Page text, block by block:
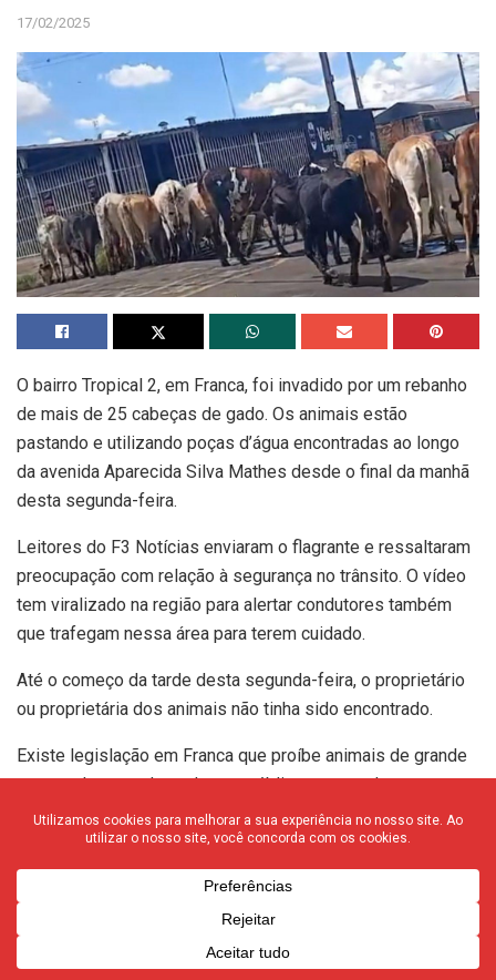
17/02/2025
O bairro Tropical 2, em Franca, foi invadido por um rebanho
de mais de 25 cabeças de gado. Os animais estão
pastando e utilizando poças d’água encontradas ao longo
da avenida Aparecida Silva Mathes desde o final da manhã
desta segunda-feira.
Leitores do F3 Notícias enviaram o flagrante e ressaltaram
preocupação com relação à segurança no trânsito. O vídeo
tem viralizado na região para alertar condutores também
que trafegam nessa área para terem cuidado.
Até o começo da tarde desta segunda-feira, o proprietário
ou proprietária dos animais não tinha sido encontrado.
Existe legislação em Franca que proíbe animais de grande
porte soltos nos logradouros públicos ou nos lugares
acessíveis ao público, nas áreas urbanas e de expansão
urbana. A lei determina apreensão imediata.
“
É proibida a permanência de bovinos, equídeos e
demais animais de grande porte nos logradouros